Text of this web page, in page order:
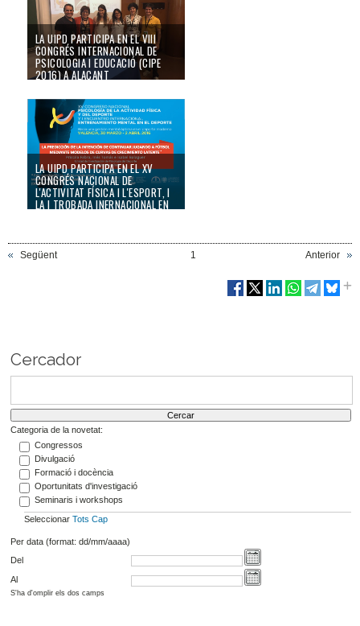
LA UIPD PARTICIPA EN EL VIII
CONGRÉS INTERNACIONAL DE
PSICOLOGIA I EDUCACIÓ (CIPE
2016) A ALACANT
LA UIPD PARTICIPA EN EL XV
CONGRÉS NACIONAL DE
L'ACTIVITAT FÍSICA I L'ESPORT, I
LA I TROBADA INERNACIONAL EN
Següent Anterior
1
Cercador
Categoria de la novetat:
Congressos
Divulgació
Formació i docència
Oportunitats d'investigació
Seminaris i workshops
Seleccionar Tots Cap
Per data (format: dd/mm/aaaa)
Del
Al
S'ha d'omplir els dos camps